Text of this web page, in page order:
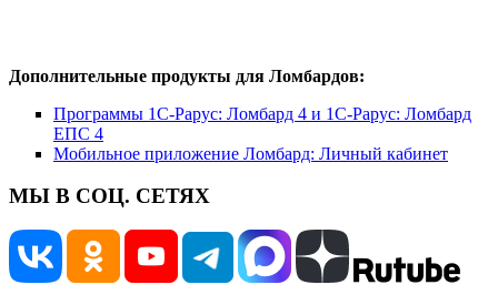
Дополнительные продукты для Ломбардов:
Программы 1С-Рарус: Ломбард 4 и 1С-Рарус: Ломбард
ЕПС 4
Мобильное приложение Ломбард: Личный кабинет
МЫ В СОЦ. СЕТЯХ